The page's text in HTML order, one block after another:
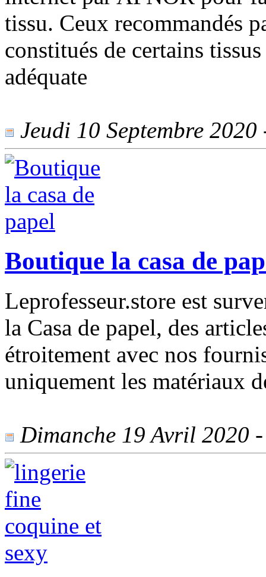
tissu. Ceux recommandés
constitués de certains
adéquate
Jeudi 10 Septembre
Boutique la casa de
Leprofesseur.store est
la Casa de papel, des
étroitement avec nos
uniquement les matériaux
Dimanche 19 Avril 2020